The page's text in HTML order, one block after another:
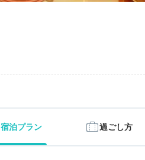
宿泊プラン 過ごし方